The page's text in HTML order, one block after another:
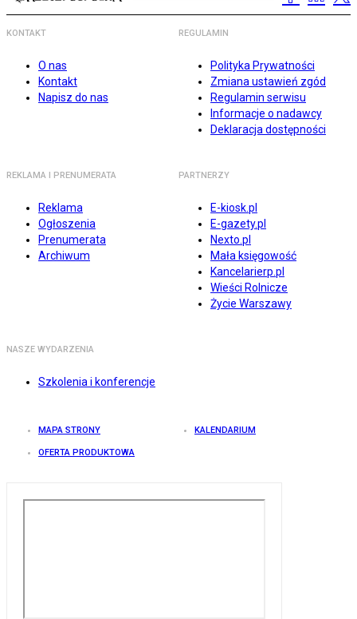
KONTAKT
O nas
Kontakt
Napisz do nas
REGULAMIN
Polityka Prywatności
Zmiana ustawień zgód
Regulamin serwisu
Informacje o nadawcy
Deklaracja dostępności
REKLAMA I PRENUMERATA
Reklama
Ogłoszenia
Prenumerata
Archiwum
PARTNERZY
E-kiosk.pl
E-gazety.pl
Nexto.pl
Mała księgowość
Kancelarierp.pl
Wieści Rolnicze
Życie Warszawy
NASZE WYDARZENIA
Szkolenia i konferencje
MAPA STRONY KALENDARIUM
OFERTA PRODUKTOWA